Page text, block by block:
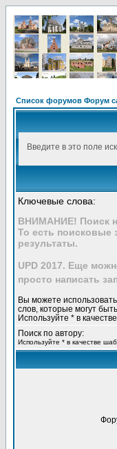
Список форумов Форум
Введите в это поле
Ключевые слова:
ВНИМАНИЕ! Поиск
То есть поисковые
результаты.
UPD 2017. Еще
просто написать
Вы можете использовать
слов, которые могут
Используйте * в
Поиск по автору:
Используйте * в качестве